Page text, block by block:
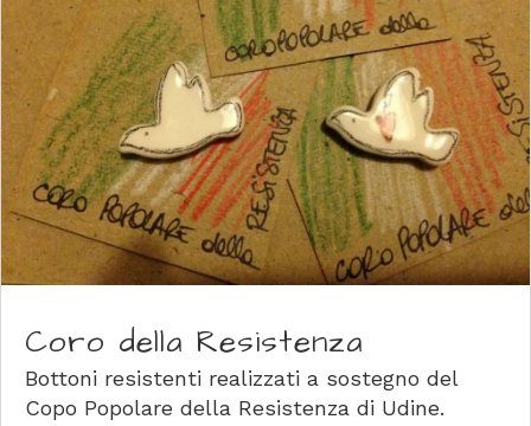
Coro della Resistenza
Bottoni resistenti realizzati a sostegno del
Copo Popolare della Resistenza di Udine.